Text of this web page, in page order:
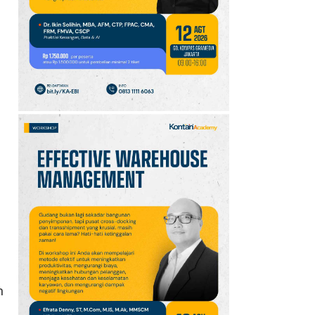
10 Promo JSM Superindo
7–9 Agustus 2026,
Minyak Goreng Rp37.900
hingga Buah Diskon 50%